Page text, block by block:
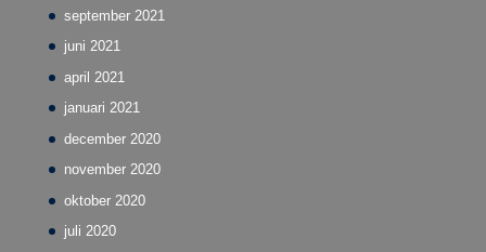
september 2021
juni 2021
april 2021
januari 2021
december 2020
november 2020
oktober 2020
juli 2020